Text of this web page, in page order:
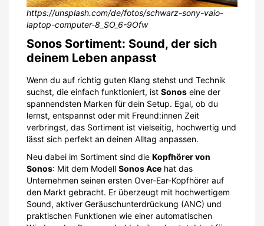
https://unsplash.com/de/fotos/schwarz-sony-vaio-
laptop-computer-8_SO_6-9Ofw
Sonos Sortiment: Sound, der sich
deinem Leben anpasst
Wenn du auf richtig guten Klang stehst und Technik
suchst, die einfach funktioniert, ist Sonos eine der
spannendsten Marken für dein Setup. Egal, ob du
lernst, entspannst oder mit Freund:innen Zeit
verbringst, das Sortiment ist vielseitig, hochwertig und
lässt sich perfekt an deinen Alltag anpassen.
Neu dabei im Sortiment sind die Kopfhörer von
Sonos: Mit dem Modell Sonos Ace hat das
Unternehmen seinen ersten Over-Ear-Kopfhörer auf
den Markt gebracht. Er überzeugt mit hochwertigem
Sound, aktiver Geräuschunterdrückung (ANC) und
praktischen Funktionen wie einer automatischen